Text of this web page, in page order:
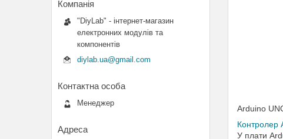
Arduino
Контролер
У плати
"DiyLab" - інтернет-магазин
електронних модулів та
компонентів
diylab.ua@gmail.com
Менеджер